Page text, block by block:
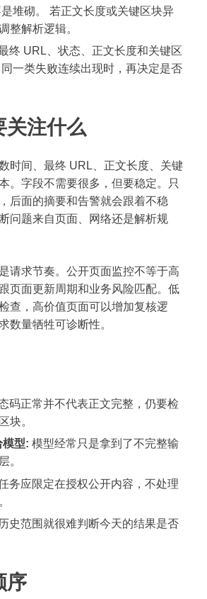
堆砌。 若正文长度或关键区块异
整解析逻辑。
终 URL、状态、正文长度和关键区
一类失败连续出现时，再决定是否
关注什么
时间、最终 URL、正文长度、关键
。字段不需要很多，但要稳定。只
后面的摘要和告警就会跟着不稳
问题来自页面、网络还是解析规
请求节奏。公开页面监控不等于高
页面更新周期和业务风险匹配。低
查，高价值页面可以增加复核逻
数量牺牲可诊断性。
码正常并不代表正文完整，仍要检
块。
模型: 模型经常只是拿到了不完整输
。
务应限定在授权公开内容，不处理
史范围就很难判断今天的结果是否
序